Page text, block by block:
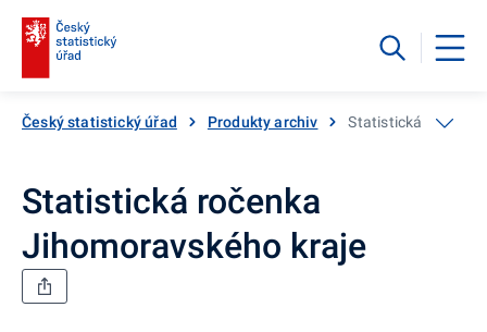
Český statistický úřad Produkty archiv Statistická ročenka
Statistická ročenka
Jihomoravského kraje